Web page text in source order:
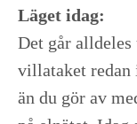
Läget idag:
Det går
villataket redan
än du gör av